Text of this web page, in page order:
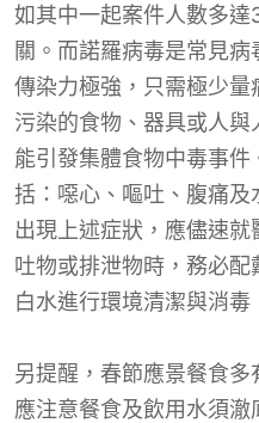
如其中一起案件人數多
關。而諾羅病毒是常見
傳染力極強，只需極少
污染的食物、器具或人
能引發集體食物中毒事
括：噁心、嘔吐、腹痛
出現上述症狀，應儘速
吐物或排泄物時，務必
白水進行環境清潔與消毒
另提醒，春節應景餐食
應注意餐食及飲用水須